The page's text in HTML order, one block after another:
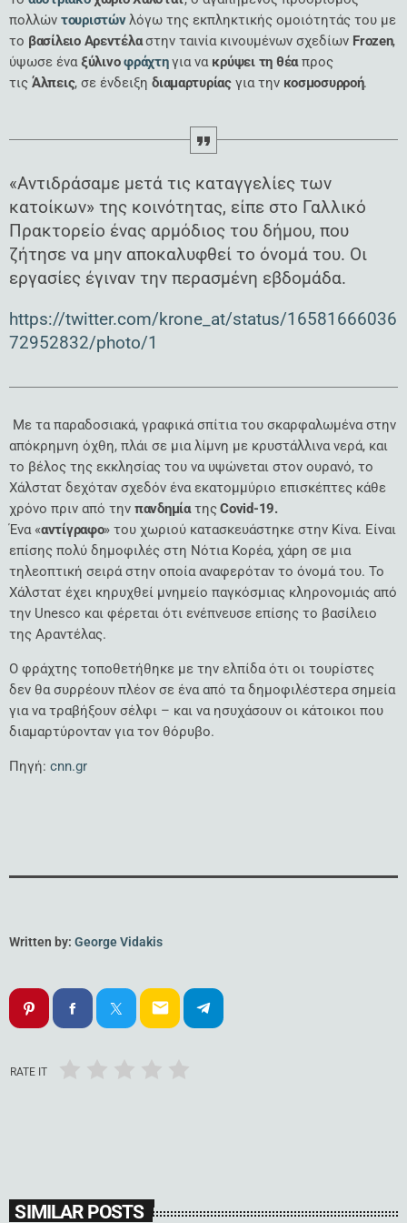
πολλών τουριστών λόγω της εκπληκτικής ομοιότητάς του με
το βασίλειο Αρεντέλαστην ταινία κινουμένων σχεδίων Frozen,
ύψωσε έναξύλινο φράχτη για να κρύψει τη θέαπρος
τις Άλπεις, σε ένδειξηδιαμαρτυρίαςγια την κοσμοσυρροή.
«Αντιδράσαμε μετά τις καταγγελίες των
κατοίκων» της κοινότητας, είπε στο Γαλλικό
Πρακτορείο ένας αρμόδιος του δήμου, που
ζήτησε να μην αποκαλυφθεί το όνομά του. Οι
εργασίες έγιναν την περασμένη εβδομάδα.
https://twitter.com/krone_at/status/16581666036
72952832/photo/1
Με τα παραδοσιακά, γραφικά σπίτια του σκαρφαλωμένα στην
απόκρημνη όχθη, πλάι σε μια λίμνη με κρυστάλλινα νερά, και
το βέλος της εκκλησίας του να υψώνεται στον ουρανό, το
Χάλστατ δεχόταν σχεδόν ένα εκατομμύριο επισκέπτες κάθε
χρόνο πριν από την πανδημίατηςCovid-19.
Ένα «αντίγραφο» του χωριού κατασκευάστηκε στην Κίνα. Είναι
επίσης πολύ δημοφιλές στη Νότια Κορέα, χάρη σε μια
τηλεοπτική σειρά στην οποία αναφερόταν το όνομά του. Το
Χάλστατ έχει κηρυχθεί μνημείο παγκόσμιας κληρονομιάς από
την Unesco και φέρεται ότι ενέπνευσε επίσης το βασίλειο
της Αραντέλας.
Ο φράχτης τοποθετήθηκε με την ελπίδα ότι οι τουρίστες
δεν θα συρρέουν πλέον σε ένα από τα δημοφιλέστερα σημεία
για να τραβήξουν σέλφι – και να ησυχάσουν οι κάτοικοι που
διαμαρτύρονταν για τον θόρυβο.
Πηγή: cnn.gr
Written by: George Vidakis
email
RATE IT
SIMILAR POSTS